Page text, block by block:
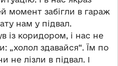
момент забігли в гараж
нам у підвал.
із коридором, і нас не
„холол здавайся“. Їм по
не лізли в підвал. І